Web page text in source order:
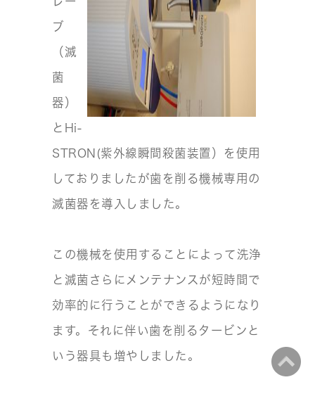
ブ
（滅
菌
器）
とHi-
STRON(紫外線瞬間殺菌装置）を使用
しておりましたが歯を削る機械専用の
滅菌器を導入しました。
この機械を使用することによって洗浄
と滅菌さらにメンテナンスが短時間で
効率的に行うことができるようになり
ます。それに伴い歯を削るタービンと
いう器具も増やしました。